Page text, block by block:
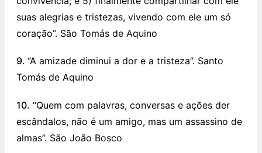
suas alegrias e tristezas, vivendo com ele um só
coração”. São Tomás de Aquino
9. “A amizade diminui a dor e a tristeza”. Santo
Tomás de Aquino
10. “Quem com palavras, conversas e ações der
escândalos, não é um amigo, mas um assassino de
almas”. São João Bosco